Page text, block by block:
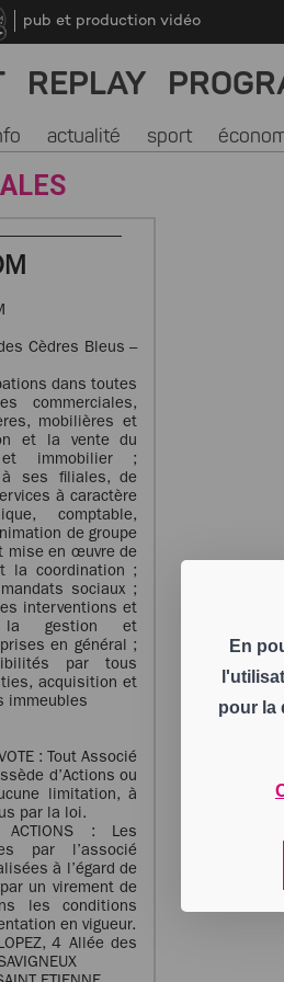
En
pour la
pub et production vidéo
REPLAY
actualité sport
Cèdres Bleus –
dans toutes
commerciales,
mobilières et
et la vente du
et immobilier ;
à ses filiales, de
à caractère
comptable,
de groupe
mise en œuvre de
la coordination ;
sociaux ;
interventions et
la gestion et
en général ;
par tous
acquisition et
immeubles
: Tout Associé
d’Actions ou
limitation, à
par la loi.
ACTIONS : Les
par l’associé
à l’égard de
un virement de
les conditions
en vigueur.
4 Allée des